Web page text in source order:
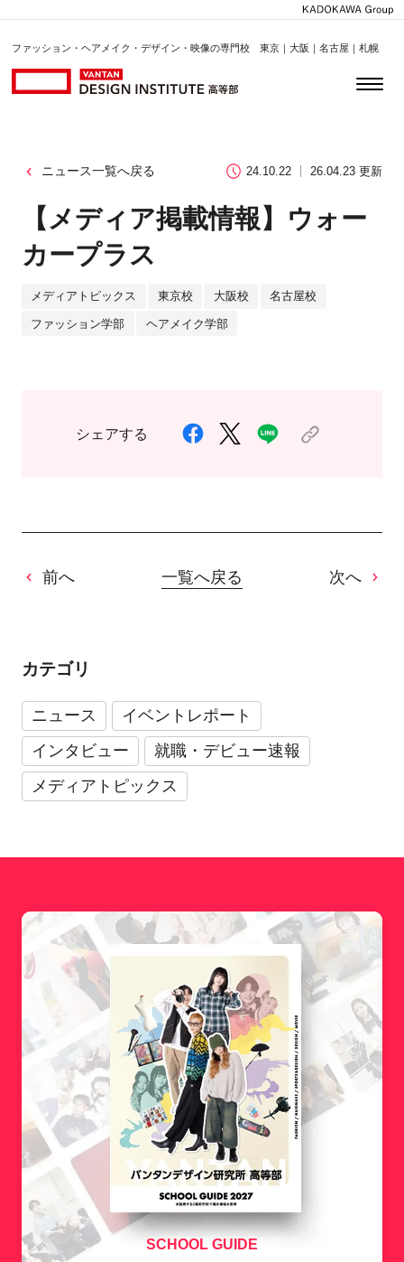
ファッション・ヘアメイク・デザイン・映像の専門校 東京｜大阪｜名古屋｜札幌
ニュース一覧へ戻る 24.10.22 26.04.23 更新
【メディア掲載情報】ウォー
カープラス
メディアトピックス 東京校 大阪校 名古屋校
ファッション学部 ヘアメイク学部
シェアする
前へ 一覧へ戻る 次へ
カテゴリ
ニュース
イベントレポート
インタビュー
就職・デビュー速報
メディアトピックス
SCHOOL GUIDE